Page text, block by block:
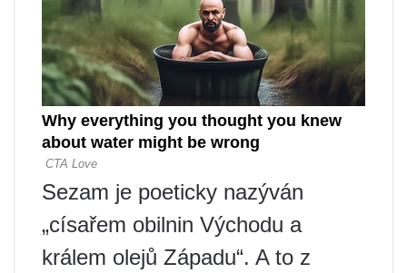
Sezam je poeticky nazýván
„císařem obilnin Východu a
králem olejů Západu“. A to z